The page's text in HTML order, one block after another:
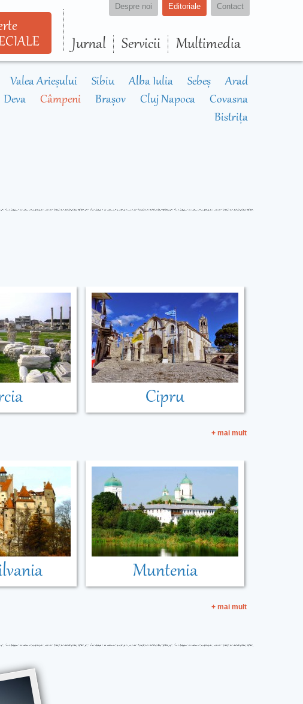
Despre noi Editoriale Contact
Jurnal Servicii Multimedia
Valea Arieșului Sibiu Alba Iulia Sebeș
Arad
Deva Câmpeni Brașov Cluj Napoca
Covasna
Bistrița
Cipru
+ mai mult
Muntenia
+ mai mult